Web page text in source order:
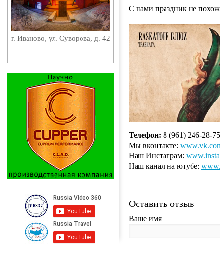
С нами праздник не
Телефон: 8 (961) 246-28-75
Мы вконтакте:
Наш Инстаграм:
Наш канал на ютубе:
Оставить отзыв
Ваше имя
г. Иваново, ул. Суворова, д. 42